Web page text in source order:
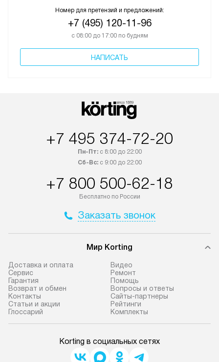
Номер для претензий и предложений:
+7 (495) 120-11-96
с 08:00 до 17:00 по будням
НАПИСАТЬ
+7 495 374-72-20
Пн-Пт:с 8:00 до 22:00
Сб-Вс:с 9:00 до 22:00
+7 800 500-62-18
Бесплатно по России
Заказать звонок
Мир Korting
Доставка и оплата
Сервис
Гарантия
Возврат и обмен
Контакты
Статьи и акции
Глоссарий
Видео
Ремонт
Помощь
Вопросы и ответы
Сайты-партнеры
Рейтинги
Комплекты
Korting в социальных сетях